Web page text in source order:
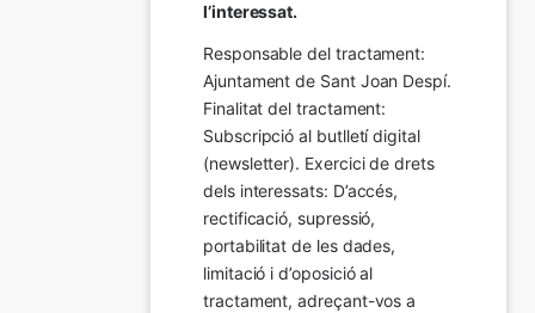
l’interessat.
Responsable del tractament:
Ajuntament de Sant Joan Despí.
Finalitat del tractament:
Subscripció al butlletí digital
(newsletter). Exercici de drets
dels interessats: D’accés,
rectificació, supressió,
portabilitat de les dades,
limitació i d’oposició al
tractament, adreçant-vos a